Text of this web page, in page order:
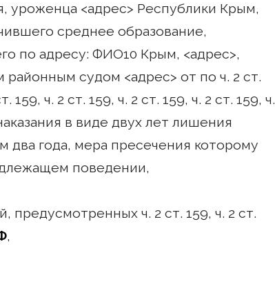
уроженца <адрес> Республики Крым,
среднее образование,
по адресу: ФИО10 Крым, <адрес>,
судом <адрес> от по ч. 2 ст.
159, ч. 2 ст. 159, ч. 2 ст. 159, ч. 2 ст. 159, ч.
в виде двух лет лишения
два года, мера пресечения которому
поведении,
ч. 2 ст. 159, ч. 2 ст.
,